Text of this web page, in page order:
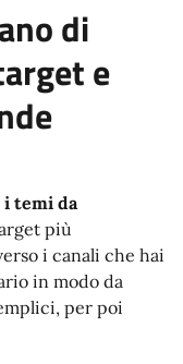
di
e
i temi da
più
i canali che hai
in modo da
per poi